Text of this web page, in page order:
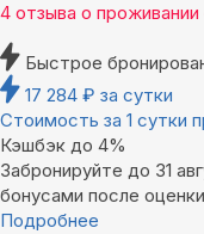
4 отзыва о
Быстрое
17 284 ₽ за сутки
Стоимость за 1 сутки
Кэшбэк до 4%
Забронируйте до 31
бонусами после
Подробнее